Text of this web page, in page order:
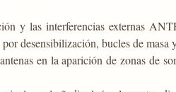
y las interferencias externas
desensibilización, bucles de
en la aparición de zonas de